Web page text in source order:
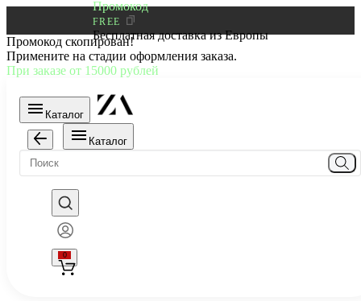
Промокод
FREE
Бесплатная доставка из Европы
Промокод скопирован!
Примените на стадии оформления заказа.
При заказе от 15000 рублей
Каталог
Каталог
0